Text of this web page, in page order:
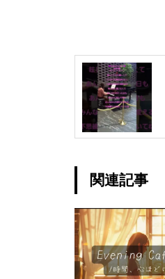
関連記事